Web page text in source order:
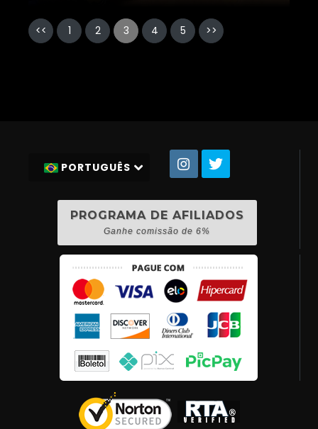
<< 1 2 3 4 5 >>
PORTUGUÊS
PROGRAMA DE AFILIADOS
Ganhe comissão de 6%